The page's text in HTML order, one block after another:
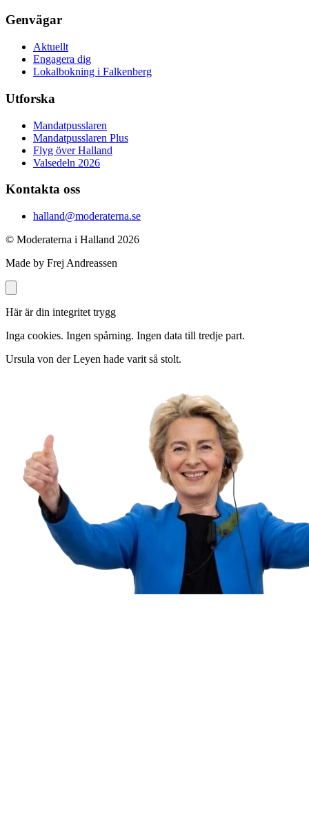
Genvägar
Aktuellt
Engagera dig
Lokalbokning i Falkenberg
Utforska
Mandatpusslaren
Mandatpusslaren Plus
Flyg över Halland
Valsedeln 2026
Kontakta oss
halland@moderaterna.se
© Moderaterna i Halland 2026
Made by Frej Andreassen
Här är din integritet trygg
Inga cookies. Ingen spårning. Ingen data till tredje part.
Ursula von der Leyen hade varit så stolt.